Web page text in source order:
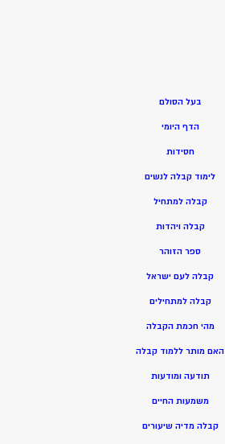
בעל הסולם
הדף היומי
חסידות
לימוד קבלה לנשים
קבלה למתחיל
קבלה ויהדות
ספר הזוהר
קבלה לעם ישראל
קבלה למתחילים
מהי חכמת הקבלה
האם מותר ללמוד קבלה
תודעה ומודעות
משמעות החיים
קבלה מדיה שיעורים